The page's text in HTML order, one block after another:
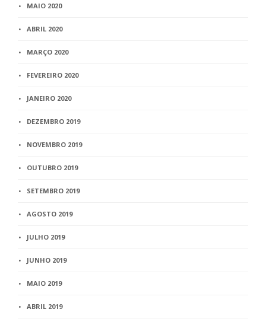
MAIO 2020
ABRIL 2020
MARÇO 2020
FEVEREIRO 2020
JANEIRO 2020
DEZEMBRO 2019
NOVEMBRO 2019
OUTUBRO 2019
SETEMBRO 2019
AGOSTO 2019
JULHO 2019
JUNHO 2019
MAIO 2019
ABRIL 2019